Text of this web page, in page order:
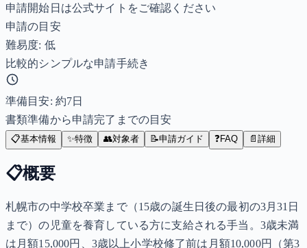
申請開始日は公式サイトをご確認ください
申請の目安
難易度: 低
比較的シンプルな申請手続き
準備目安: 約7日
書類準備から申請完了までの目安
📋基本情報 ✨特徴 👥対象者 📝申請ガイド ❓FAQ 📄 詳細
📋概要
札幌市の中学校卒業まで（15歳の誕生日後の最初の3月31日
まで）の児童を養育している方に支給される手当。3歳未満
は月額15,000円、3歳以上小学校修了前は月額10,000円（第3